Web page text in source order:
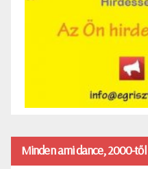
Minden ami dance, 2000-